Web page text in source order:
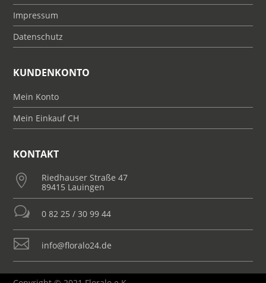
Impressum
Datenschutz
KUNDENKONTO
Mein Konto
Mein Einkauf CH
KONTAKT

Riedhauser Straße 47
89415 Lauingen
w 0 82 25 / 30 99 44
 info@floralo24.de